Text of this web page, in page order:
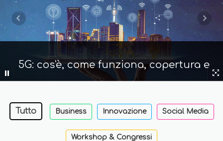
5G: cos'è, come funziona, copertura e
Tutto Business Innovazione Social Media
Workshop & Congressi